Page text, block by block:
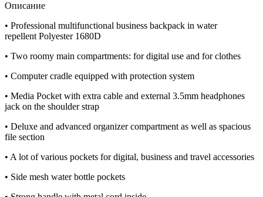
Описание
• Professional multifunctional business backpack in water
repellent Polyester 1680D
• Two roomy main compartments: for digital use and for clothes
• Computer cradle equipped with protection system
• Media Pocket with extra cable and external 3.5mm headphones
jack on the shoulder strap
• Deluxe and advanced organizer compartment as well as spacious
file section
• A lot of various pockets for digital, business and travel accessories
• Side mesh water bottle pockets